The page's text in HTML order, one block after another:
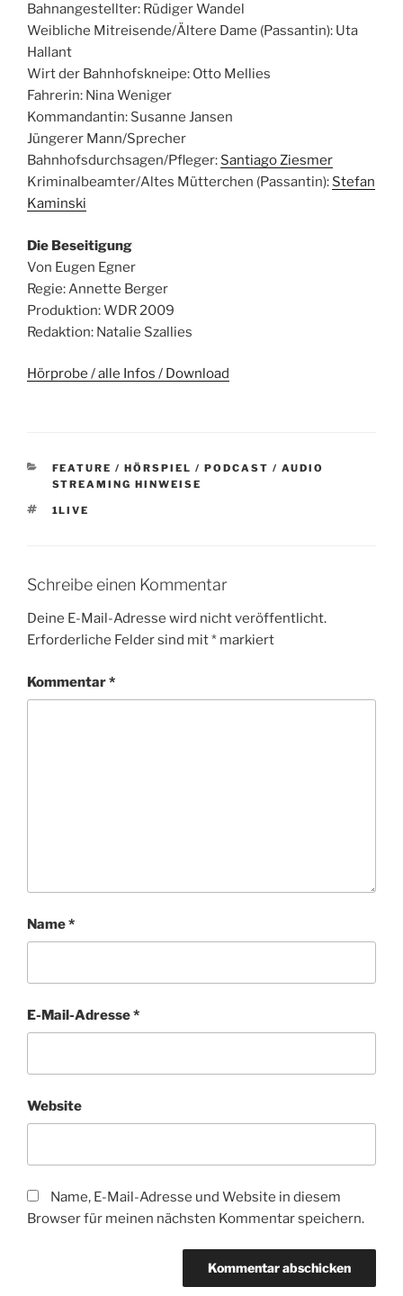
Bahnangestellter: Rüdiger Wandel
Weibliche Mitreisende/Ältere Dame (Passantin): Uta
Hallant
Wirt der Bahnhofskneipe: Otto Mellies
Fahrerin: Nina Weniger
Kommandantin: Susanne Jansen
Jüngerer Mann/Sprecher
Bahnhofsdurchsagen/Pfleger: Santiago Ziesmer
Kriminalbeamter/Altes Mütterchen (Passantin): Stefan
Kaminski
Die Beseitigung
Von Eugen Egner
Regie: Annette Berger
Produktion: WDR 2009
Redaktion: Natalie Szallies
Hörprobe / alle Infos / Download
KATEGORIEN
FEATURE / HÖRSPIEL / PODCAST / AUDIO
STREAMING HINWEISE
SCHLAGWÖRTER
1LIVE
Schreibe einen Kommentar
Deine E-Mail-Adresse wird nicht veröffentlicht.
Erforderliche Felder sind mit* markiert
Kommentar*
Name*
E-Mail-Adresse*
Website
Name, E-Mail-Adresse und Website in diesem
Browser für meinen nächsten Kommentar speichern.